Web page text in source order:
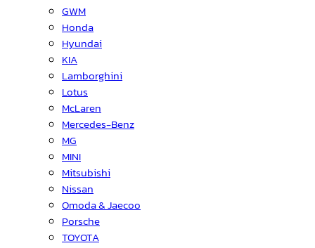
GWM
Honda
Hyundai
KIA
Lamborghini
Lotus
McLaren
Mercedes-Benz
MG
MINI
Mitsubishi
Nissan
Omoda & Jaecoo
Porsche
TOYOTA